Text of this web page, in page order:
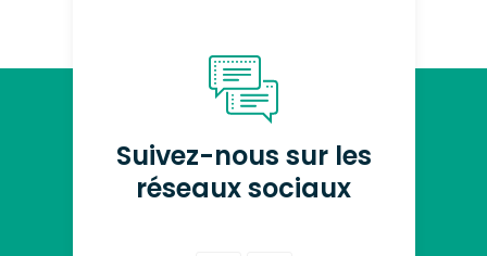
Suivez-nous sur les
réseaux sociaux